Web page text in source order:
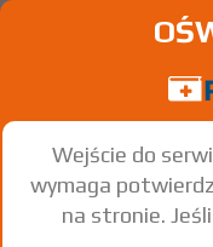
Wejście do
wymaga
na stronie.